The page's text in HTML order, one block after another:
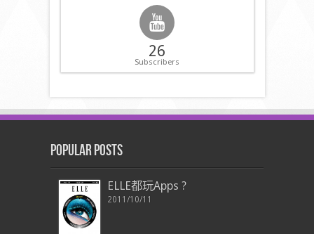
26
Subscribers
Popular Posts
ELLE都玩Apps ?
2011/10/11